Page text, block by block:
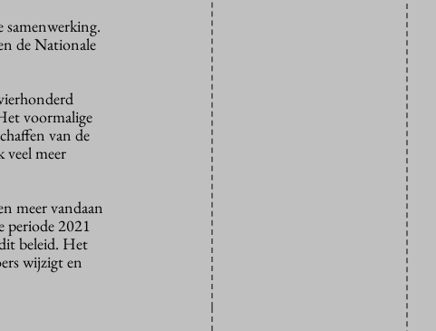
samenwerking.
de Nationale
voormalige
van de
meer
meer vandaan
periode 2021
beleid. Het
wijzigt en